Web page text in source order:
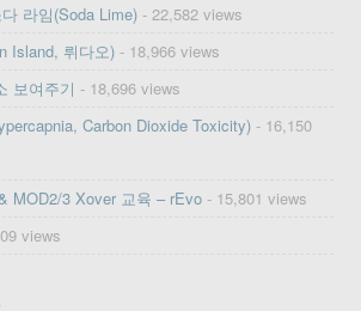
라임(Soda Lime) - 22,582 views
Island, 뤼다오) - 18,966 views
보여주기 - 18,696 views
Carbon Dioxide Toxicity) - 16,150
MOD2/3 Xover 교육 – rEvo - 15,801 views
views